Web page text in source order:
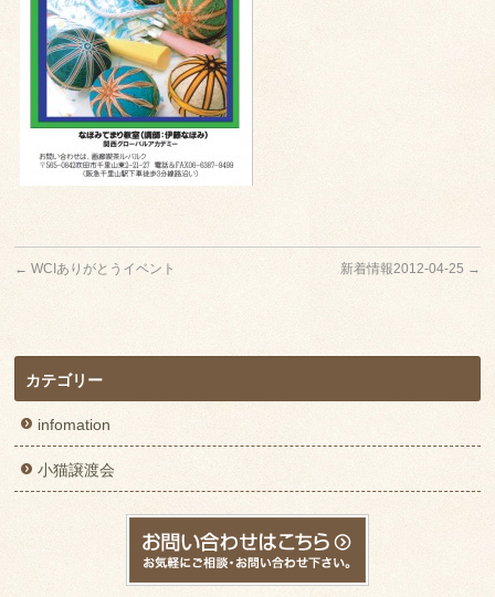
← WCIありがとうイベント 新着情報2012-04-25 →
カテゴリー
infomation
小猫譲渡会